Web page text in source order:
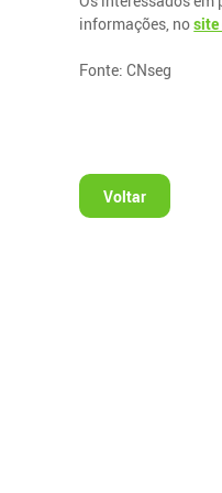
informações, nosite
Fonte: CNseg
Voltar